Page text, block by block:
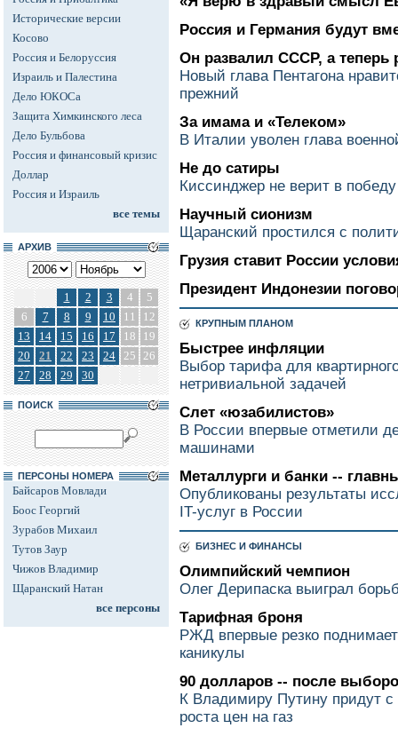
Исторические версии
Косово
Россия и Белоруссия
Израиль и Палестина
Дело ЮКОСа
Защита Химкинского леса
Дело Бульбова
Россия и финансовый кризис
Доллар
Россия и Израиль
все темы
АРХИВ
1 2 3 4
5
6
7 8 9 10 11
12
13
14 15 16 17 18
19
20
21 22 23 24 25 26
27
28 29 30
ПОИСК
ПЕРСОНЫ НОМЕРА
Байсаров Мовлади
Боос Георгий
Зурабов Михаил
Тутов Заур
Чижов Владимир
Щаранский Натан
все персоны
Россия и Германия будут
Он развалил СССР, а теперь
Новый глава Пентагона
прежний
За имама и «Телеком»
В Италии уволен глава
Не до сатиры
Киссинджер не верит в
Научный сионизм
Щаранский простился с
Грузия ставит России
Президент Индонезии
КРУПНЫМ ПЛАНОМ
Быстрее инфляции
Выбор тарифа для
нетривиальной задачей
Слет «юзабилистов»
В России впервые отметили
машинами
Металлурги и банки --
Опубликованы результаты
IT-услуг в России
БИЗНЕС И ФИНАНСЫ
Олимпийский чемпион
Олег Дерипаска выиграл
Тарифная броня
РЖД впервые резко
каникулы
90 долларов -- после
К Владимиру Путину придут
роста цен на газ